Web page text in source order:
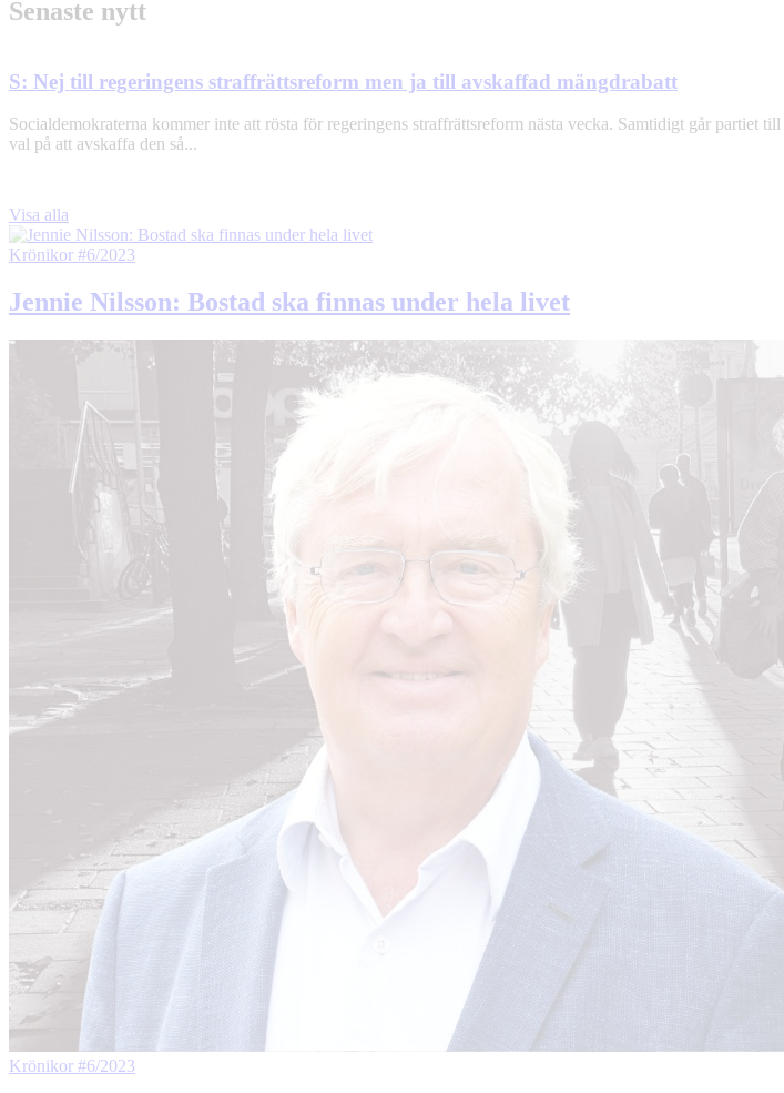
Senaste nytt
S: Nej till regeringens straffrättsreform men ja till avskaffad mängdrabatt
Socialdemokraterna kommer inte att rösta för regeringens straffrättsreform nästa vecka. Samtidigt går partiet till
val på att avskaffa den så...
Visa alla
Krönikor #6/2023
Jennie Nilsson: Bostad ska finnas under hela livet
Krönikor #6/2023